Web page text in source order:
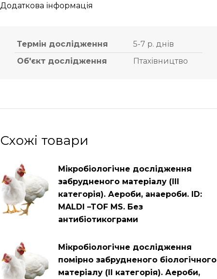
Додаткова інформація
Термін дослідження
5-7 р. днів
Об'єкт дослідження
Птахівництво
Схожі товари
Мікробіологічне дослідження
забрудненого матеріалу (ІІІ
категорія). Аероби, анаероби. ID:
MALDI –TOF MS. Без
антибіотикограми
Мікробіологічне дослідження
помірно забрудненого біологічного
матеріалу (ІІ категорія). Аероби,